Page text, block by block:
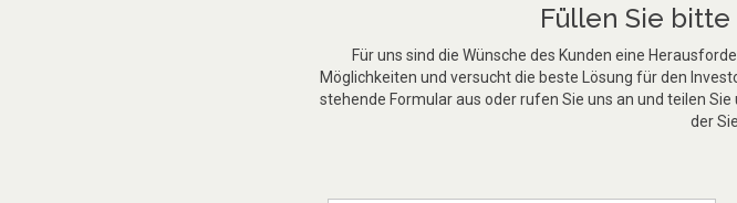
Füllen Sie bitte
Für uns sind die Wünsche des Kunden eine
Möglichkeiten und versucht die beste Lösung für den
stehende Formular aus oder rufen Sie uns an und teilen
der